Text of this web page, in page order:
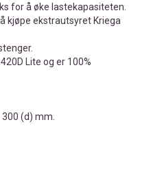
for å øke lastekapasiteten.
kjøpe ekstrautsyret Kriega
Lite og er 100%
(d) mm.